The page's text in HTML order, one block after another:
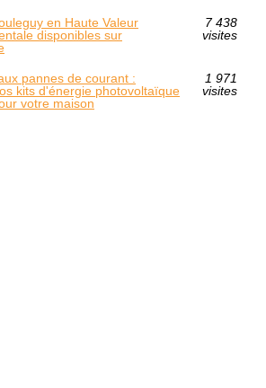
en Haute Valeur
disponibles sur
7 438
visites
pannes de courant :
kits d'énergie photovoltaïque
votre maison
1 971
visites